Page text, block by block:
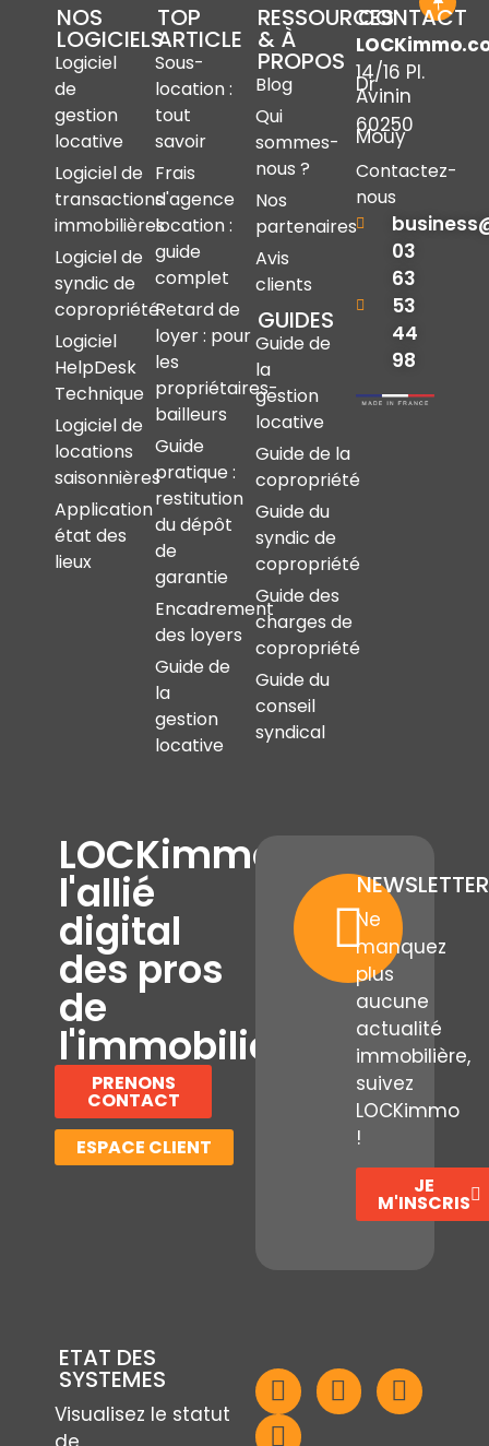
NOS
LOGICIELS
Logiciel
de
gestion
locative
Logiciel de
transactions
immobilières
Logiciel de
syndic de
copropriété
Logiciel
HelpDesk
Technique
Logiciel de
locations
saisonnières
Application
état des
lieux
TOP
ARTICLE
Sous-
location :
tout
savoir
Frais
d'agence
location :
guide
complet
Retard de
loyer : pour
les
propriétaires-
bailleurs
Guide
pratique :
restitution
du dépôt
de
garantie
Encadrement
des loyers
Guide de
la
gestion
locative
RESSOURCES
& À
PROPOS
Blog
Qui
sommes-
nous ?
Nos
partenaires
Avis
clients
GUIDES
Guide de
la
gestion
locative
Guide de la
copropriété
Guide du
syndic de
copropriété
Guide des
charges de
copropriété
Guide du
conseil
syndical
CONTACT
14/16 Pl.
Dr
Avinin
60250
Mouy
Contactez-
nous
03
63
53
44
98
LOCKimmo,
l'allié
digital
des pros
de
l'immobilier
PRENONS
CONTACT
ESPACE CLIENT
NEWSLETTER
Ne
manquez
plus
aucune
actualité
immobilière,
suivez
LOCKimmo
!
JE
M'INSCRIS
ETAT DES
SYSTEMES
Visualisez le statut